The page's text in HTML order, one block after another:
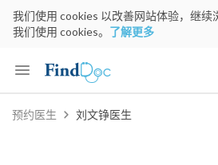
我们使用 cookies 以改善网站体验，继续
我们使用 cookies。 了解更多
Keyword
预约医生 刘文铮医生